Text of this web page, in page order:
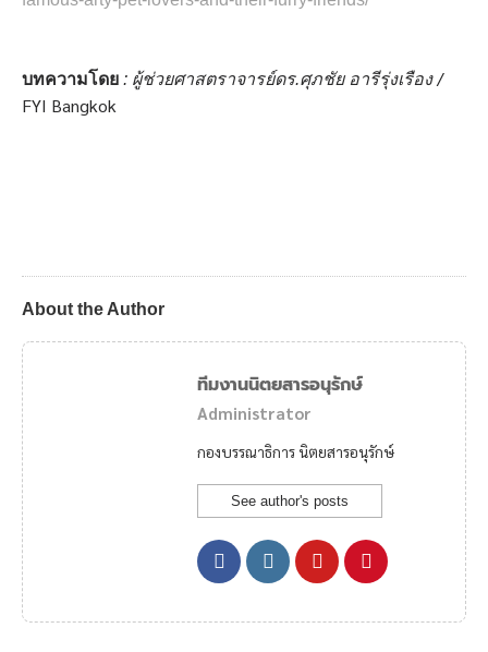
บทความโดย : ผู้ช่วยศาสตราจารย์ดร.ศุภชัย อารีรุ่งเรือง/
FYI Bangkok
About the Author
ทีมงานนิตยสารอนุรักษ์
Administrator
กองบรรณาธิการ นิตยสารอนุรักษ์
See author's posts